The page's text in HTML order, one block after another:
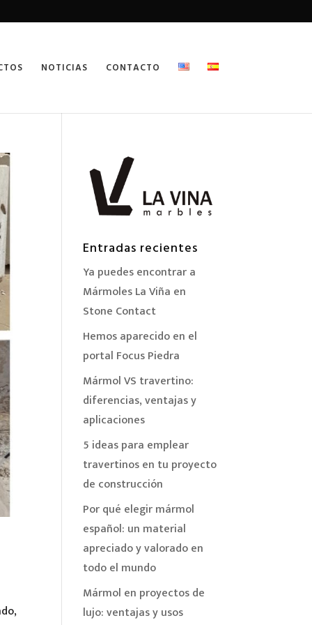
NOTICIAS CONTACTO
Entradas recientes
Ya puedes encontrar a
Mármoles La Viña en
Stone Contact
Hemos aparecido en el
portal Focus Piedra
Mármol VS travertino:
diferencias, ventajas y
aplicaciones
5 ideas para emplear
travertinos en tu proyecto
de construcción
Por qué elegir mármol
español: un material
apreciado y valorado en
todo el mundo
Mármol en proyectos de
lujo: ventajas y usos